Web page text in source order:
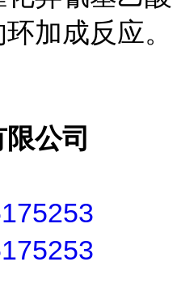
加成反应。
公司